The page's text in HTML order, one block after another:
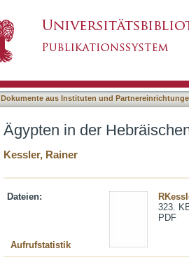
Dokumente aus Instituten und
Ägypten in der
Kessler, Rainer
Dateien:
323.
PDF
Aufrufstatistik